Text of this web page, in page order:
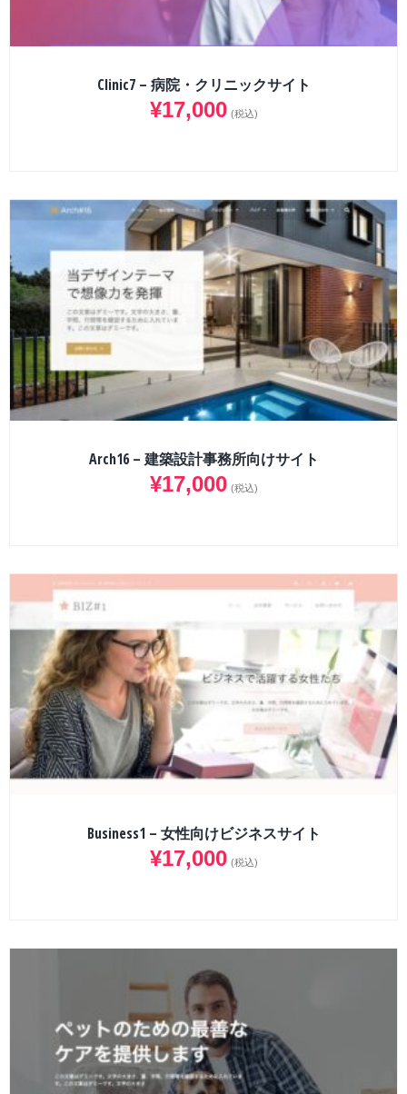
Clinic7 – 病院・クリニックサイト
¥17,000 (税込)
Arch16 – 建築設計事務所向けサイト
¥17,000 (税込)
Business1 – 女性向けビジネスサイト
¥17,000 (税込)